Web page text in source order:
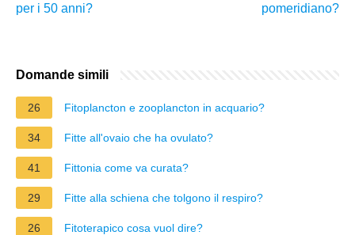
per i 50 anni?
pomeridiano?
Domande simili
26 Fitoplancton e zooplancton in acquario?
34 Fitte all'ovaio che ha ovulato?
41 Fittonia come va curata?
29 Fitte alla schiena che tolgono il respiro?
26 Fitoterapico cosa vuol dire?